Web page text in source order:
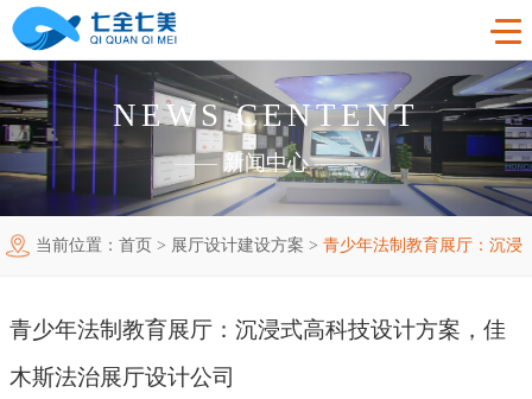
首页
工程案例
法制教育基地
禁毒教育基地
产品中心
廉政馆电子设备
新闻中心
NEWS CENTENT
—— 新闻中心 ——
当前位置： 首页 > 展厅设计建设方案 > 青少年法制教育展厅：沉浸
青少年法制教育展厅：沉浸式高科技设计方案，佳
木斯法治展厅设计公司